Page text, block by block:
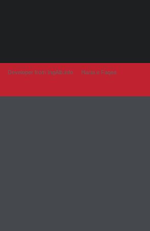
Developer from IngAlb.info Harta e Faqes